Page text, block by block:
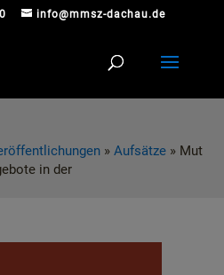
info@mmsz-dachau.de
» Aufsätze » Mut
in der